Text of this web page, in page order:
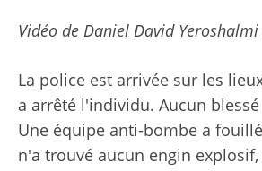
Vidéo de Daniel David
La police est arrivée sur les
a arrêté l'individu. Aucun blessé
Une équipe anti-bombe a
n'a trouvé aucun engin